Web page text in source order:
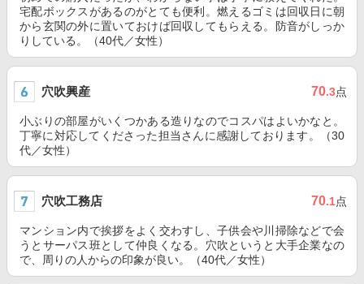
宅配ボックスがあるのがとても便利。燃えるゴミは回収日に朝
から玄関の外に置いておけば回収してもらえる。防音がしっか
りしている。（40代／女性）
穴吹興産 70.3点
小ぶりの部屋がいくつかある造りなのでコスパはよいかなと。
丁寧に対応してくださった担当さんに感謝しております。（30
代／女性）
穴吹工務店 70.1点
マンション内で挨拶をよく交わすし、子供会や川掃除などで会
うとサーパス班として仲良くなる。穴吹というと大手企業なの
で、周りの人からの印象が良い。（40代／女性）